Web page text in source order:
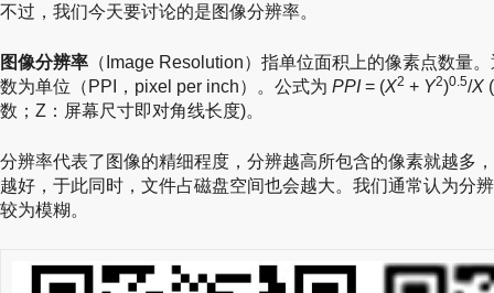
不过，我们今天要讨论的是图像分辨率。
图像分辨率 （Image Resolution）指单位面积上的像素点数量
数为单位（PPI，pixel per inch）。公式为 PPI= (X2 + Y2)0.5/X
数；Z：屏幕尺寸即对角线长度)。
分辨率代表了图像的精细程度，分辨越高所包含的像素就越多
越好，于此同时，文件占磁盘空间也会越大。我们通常认为分
较为模糊。